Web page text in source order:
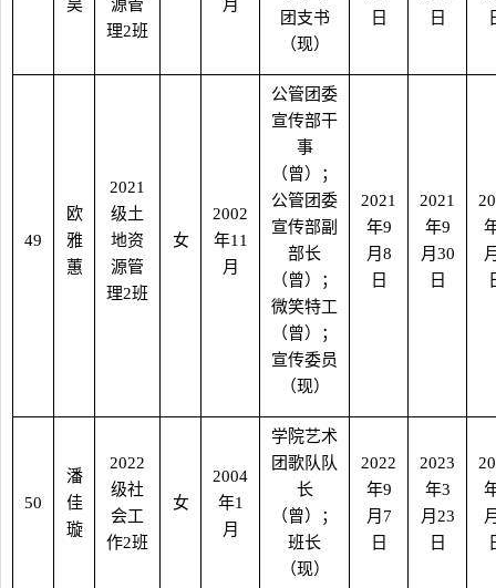
昊
源管
理2班
月
团支书
（现）
日
日
49
欧
雅
蕙
2021
级土
地资
源管
理2班
女
2002
年11
月
公管团委
宣传部干
事
（曾）；
公管团委
宣传部副
部长
（曾）；
微笑特工
（曾）；
宣传委员
（现）
2021
年9
月8
日
2021
年9
月30
日
50
潘
佳
璇
2022
级社
会工
作2班
女
2004
年1
月
学院艺术
团歌队队
长
（曾）；
班长
（现）
2022
年9
月 7
日
2023
年3
月 23
日